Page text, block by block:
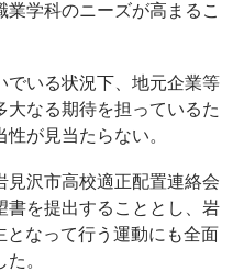
学科のニーズが高まるこ
でいる状況下、地元企業等
大なる期待を担っているた
が見当たらない。
見沢市高校適正配置連絡会
書を提出することとし、岩
となって行う運動にも全面
。